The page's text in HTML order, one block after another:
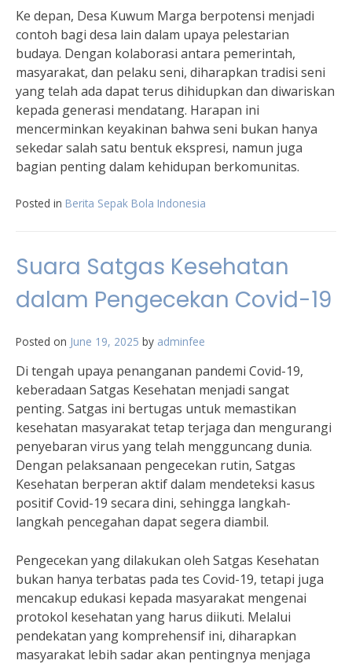
Ke depan, Desa Kuwum Marga berpotensi menjadi
contoh bagi desa lain dalam upaya pelestarian
budaya. Dengan kolaborasi antara pemerintah,
masyarakat, dan pelaku seni, diharapkan tradisi seni
yang telah ada dapat terus dihidupkan dan diwariskan
kepada generasi mendatang. Harapan ini
mencerminkan keyakinan bahwa seni bukan hanya
sekedar salah satu bentuk ekspresi, namun juga
bagian penting dalam kehidupan berkomunitas.
Posted in Berita Sepak Bola Indonesia
Suara Satgas Kesehatan
dalam Pengecekan Covid-19
Posted on June 19, 2025 by adminfee
Di tengah upaya penanganan pandemi Covid-19,
keberadaan Satgas Kesehatan menjadi sangat
penting. Satgas ini bertugas untuk memastikan
kesehatan masyarakat tetap terjaga dan mengurangi
penyebaran virus yang telah mengguncang dunia.
Dengan pelaksanaan pengecekan rutin, Satgas
Kesehatan berperan aktif dalam mendeteksi kasus
positif Covid-19 secara dini, sehingga langkah-
langkah pencegahan dapat segera diambil.
Pengecekan yang dilakukan oleh Satgas Kesehatan
bukan hanya terbatas pada tes Covid-19, tetapi juga
mencakup edukasi kepada masyarakat mengenai
protokol kesehatan yang harus diikuti. Melalui
pendekatan yang komprehensif ini, diharapkan
masyarakat lebih sadar akan pentingnya menjaga